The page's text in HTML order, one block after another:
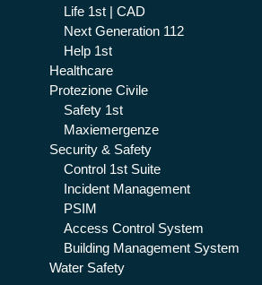
Life 1st | CAD
Next Generation 112
Help 1st
Healthcare
Protezione Civile
Safety 1st
Maxiemergenze
Security & Safety
Control 1st Suite
Incident Management
PSIM
Access Control System
Building Management System
Water Safety